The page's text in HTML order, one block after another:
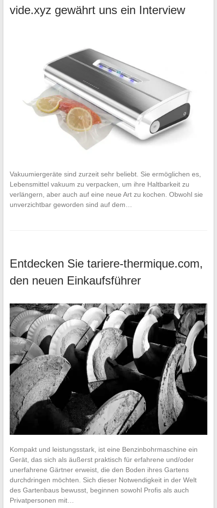
vide.xyz gewährt uns ein Interview
Vakuumiergeräte sind zurzeit sehr beliebt. Sie ermöglichen es,
Lebensmittel vakuum zu verpacken, um ihre Haltbarkeit zu
verlängern, aber auch auf eine neue Art zu kochen. Obwohl sie
unverzichtbar geworden sind auf dem…
Entdecken Sie tariere-thermique.com,
den neuen Einkaufsführer
Kompakt und leistungsstark, ist eine Benzinbohrmaschine ein
Gerät, das sich als äußerst praktisch für erfahrene und/oder
unerfahrene Gärtner erweist, die den Boden ihres Gartens
durchdringen möchten. Sich dieser Notwendigkeit in der Welt
des Gartenbaus bewusst, beginnen sowohl Profis als auch
Privatpersonen mit…